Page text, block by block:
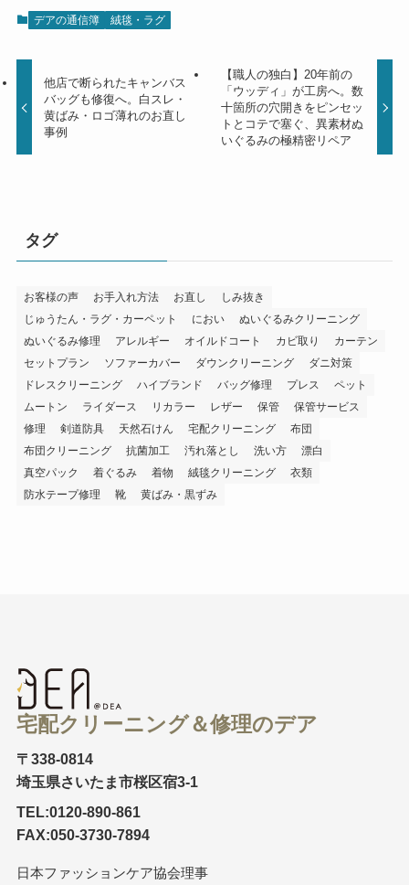
デアの通信簿 絨毯・ラグ
他店で断られたキャンバス
バッグも修復へ。白スレ・
黄ばみ・ロゴ薄れのお直し
事例
【職人の独白】20年前の
「ウッディ」が工房へ。数
十箇所の穴開きをピンセッ
トとコテで塞ぐ、異素材ぬ
いぐるみの極精密リペア
タグ
お客様の声 お手入れ方法 お直し
しみ抜き
じゅうたん・ラグ・カーペット
におい
ぬいぐるみクリーニング
ぬいぐるみ修理
アレルギー オイルドコート カビ取り
カーテン
セットプラン
ソファーカバー ダウンクリーニング
ダニ対策
ドレスクリーニング
ハイブランド バッグ修理 プレス
ペット
ムートン
ライダース リカラー レザー 保管
保管サービス
修理
剣道防具 天然石けん 宅配クリーニング
布団
布団クリーニング
抗菌加工 汚れ落とし 洗い方
漂白
真空パック
着ぐるみ 着物 絨毯クリーニング
衣類
防水テープ修理
靴 黄ばみ・黒ずみ
宅配クリーニング＆修理のデア
〒338-0814
埼玉県さいたま市桜区宿3-1
TEL:0120-890-861
FAX:050-3730-7894
日本ファッションケア協会理事